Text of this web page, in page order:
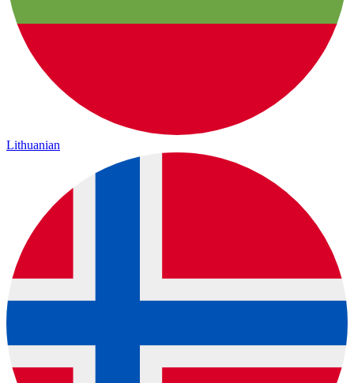
Lithuanian